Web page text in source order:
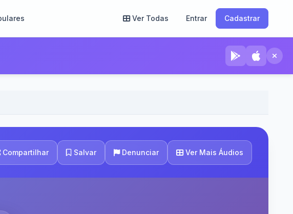
Ver Todas Entrar Cadastrar
Compartilhar Salvar Denunciar Ver Mais Áudios